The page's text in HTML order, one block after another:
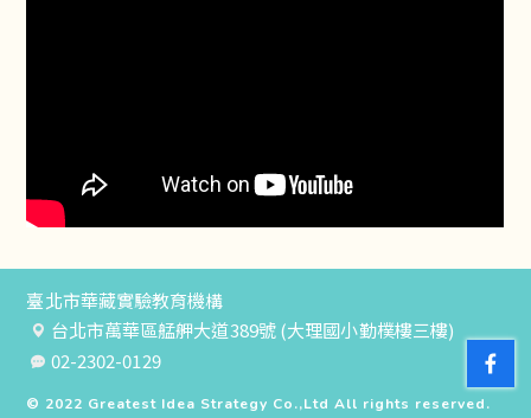
臺北市華藏實驗教育機構
台北市萬華區艋舺大道389號 (大理國小勤樸樓三樓)
02-2302-0129
© 2022 Greatest Idea Strategy Co.,Ltd All rights reserved.